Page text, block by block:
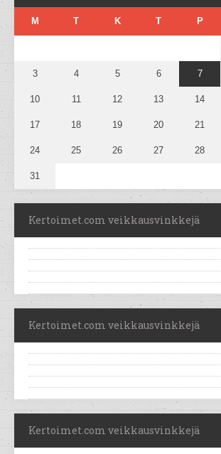
M T K T P
3 4 5 6 7
10 11 12 13 14
17 18 19 20 21
24 25 26 27 28
31
Kertoimet.com veikkausvinkkejä
Kertoimet.com veikkausvinkkejä
Kertoimet.com veikkausvinkkejä